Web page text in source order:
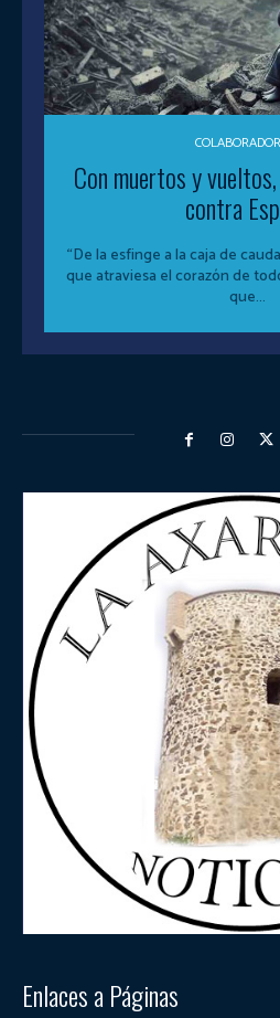
Con muertos y vueltos,
contra
“De la esfinge a la caja de
que atraviesa el corazón de
que...
Enlaces a Páginas